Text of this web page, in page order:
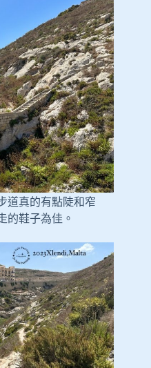
道真的有點陡和窄
的鞋子為佳。